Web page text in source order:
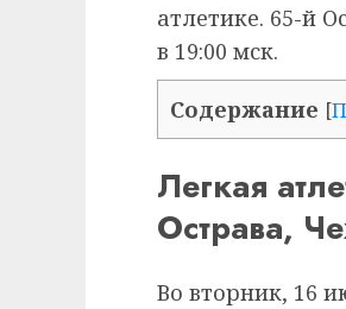
атлетике. 65-й
в 19:00 мск.
Содержание [
Легкая
Острава,
Во вторник, 16